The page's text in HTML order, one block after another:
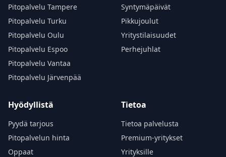
Pitopalvelu Tampere
Pitopalvelu Turku
Pitopalvelu Oulu
Pitopalvelu Espoo
Pitopalvelu Vantaa
Pitopalvelu Järvenpää
Syntymäpäivät
Pikkujoulut
Yritystilaisuudet
Perhejuhlat
Hyödyllistä
Pyydä tarjous
Pitopalvelun hinta
Oppaat
Tietoa
Tietoa palvelusta
Premium-yritykset
Yrityksille